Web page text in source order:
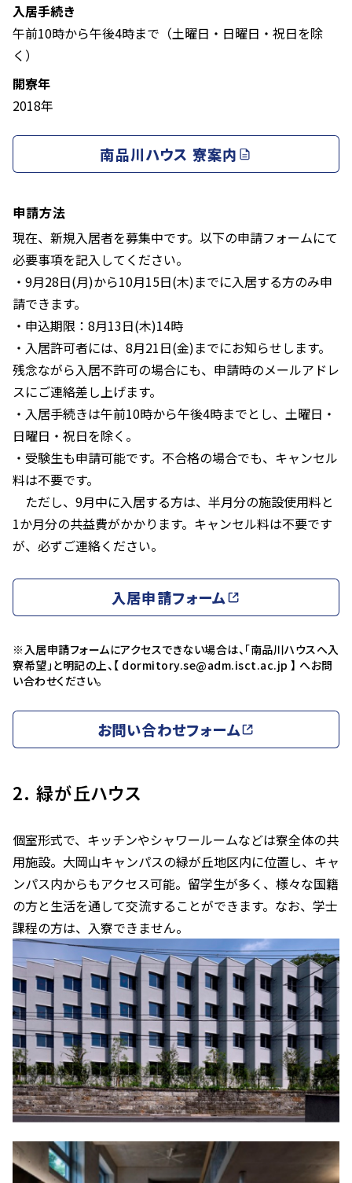
入居手続き
午前10時から午後4時まで（土曜日・日曜日・祝日を除
く）
開寮年
2018年
南品川ハウス 寮案内
申請方法
現在、新規入居者を募集中です。以下の申請フォームにて
必要事項を記入してください。
・9月28日(月)から10月15日(木)までに入居する方のみ申
請できます。
・申込期限：8月13日(木)14時
・入居許可者には、8月21日(金)までにお知らせします。
残念ながら入居不許可の場合にも、申請時のメールアドレ
スにご連絡差し上げます。
・入居手続きは午前10時から午後4時までとし、土曜日・
日曜日・祝日を除く。
・受験生も申請可能です。不合格の場合でも、キャンセル
料は不要です。
ただし、9月中に入居する方は、半月分の施設使用料と
1か月分の共益費がかかります。キャンセル料は不要です
が、必ずご連絡ください。
入居申請フォーム
※入居申請フォームにアクセスできない場合は、「南品川ハウスへ入
寮希望」と明記の上、【 dormitory.se@adm.isct.ac.jp 】 へお問
い合わせください。
お問い合わせフォーム
2. 緑が丘ハウス
個室形式で、キッチンやシャワールームなどは寮全体の共
用施設。大岡山キャンパスの緑が丘地区内に位置し、キャ
ンパス内からもアクセス可能。留学生が多く、様々な国籍
の方と生活を通して交流することができます。なお、学士
課程の方は、入寮できません。